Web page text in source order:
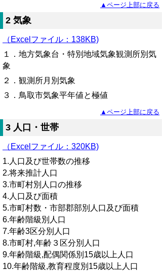
▲ページ上部に戻る
2 気象
（Excelファイル：138KB)
１．地方気象台・特別地域気象観測所別気
象
２．観測所月別気象
３．鳥取市気象平年値と極値
▲ページ上部に戻る
3 人口・世帯
（Excelファイル：320KB)
1.人口及び世帯数の推移
2.将来推計人口
3.市町村別人口の推移
4.人口及び面積
5.市町村数・市部郡部別人口及び面積
6.年齢階級別人口
7.年齢3区分別人口
8.市町村,年齢３区分別人口
9.年齢階級,配偶関係別15歳以上人口
10.年齢階級,教育程度別15歳以上人口